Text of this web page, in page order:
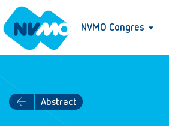
NVMO Congres
Abstract